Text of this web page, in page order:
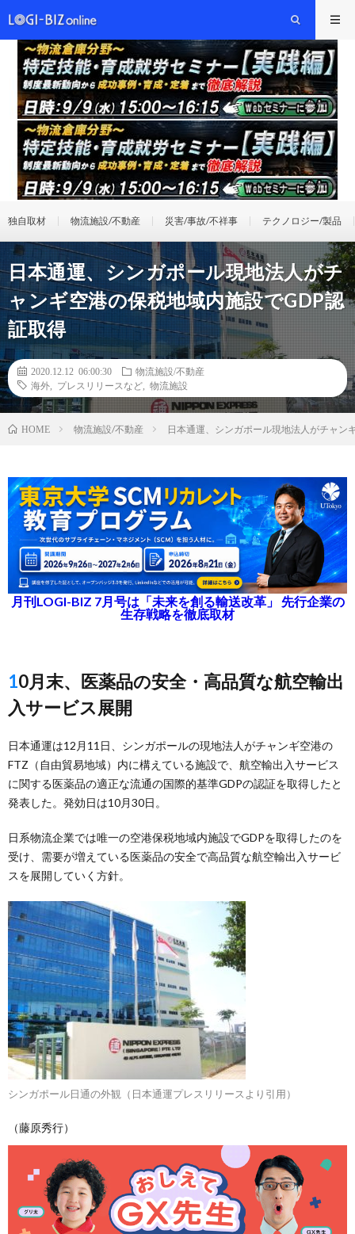
独自取材 物流施設/不動産 災害/事故/不祥事 テクノロジー/製品
日本通運、シンガポール現地法人がチ
ャンギ空港の保税地域内施設でGDP認
証取得
2020.12.12 06:00:30
物流施設/不動産
海外
プレスリリースなど 物流施設
HOME 物流施設/不動産 日本通運、シンガポール現地法人がチャン
月刊LOGI-BIZ 7月号は「未来を創る輸送改革」 先行企業の
生存戦略を徹底取材
10月末、医薬品の安全・高品質な航空輸出
入サービス展開
日本通運は12月11日、シンガポールの現地法人がチャンギ空港の
FTZ（自由貿易地域）内に構えている施設で、航空輸出入サービス
に関する医薬品の適正な流通の国際的基準GDPの認証を取得したと
発表した。発効日は10月30日。
日系物流企業では唯一の空港保税地域内施設でGDPを取得したのを
受け、需要が増えている医薬品の安全で高品質な航空輸出入サービ
スを展開していく方針。
シンガポール日通の外観（日本通運プレスリリースより引用）
（藤原秀行）